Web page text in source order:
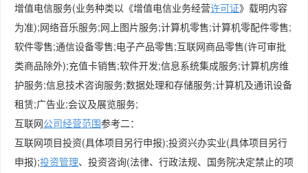
增值电信服务(业务种类以《增值电信业务经营许可证》载明内容
为准);网络音乐服务;网上图片服务;计算机零售;计算机零配件零售;
软件零售;通信设备零售;电子产品零售;互联网商品零售(许可审批
类商品除外);充值卡销售;软件开发;信息系统集成服务;计算机房维
护服务;信息技术咨询服务;数据处理和存储服务;计算机及通讯设备
租赁;广告业;会议及展览服务;
互联网公司经营范围参考二：
互联网项目投资(具体项目另行申报);投资兴办实业(具体项目另行
申报);投资管理、投资咨询(法律、行政法规、国务院决定禁止的项